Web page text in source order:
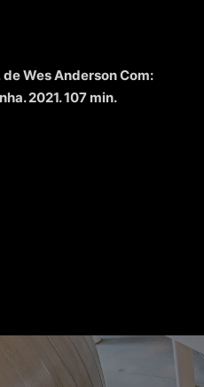
Wes Anderson Com:
2021. 107 min.